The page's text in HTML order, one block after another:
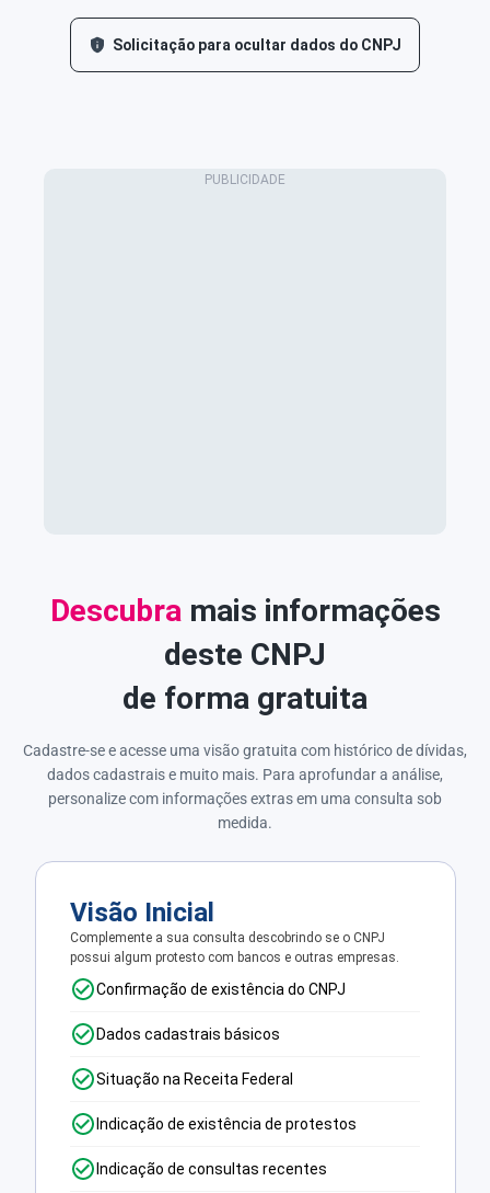
Solicitação para ocultar dados do CNPJ
Descubramais informações
deste CNPJ
de forma gratuita
Cadastre-se e acesse uma visão gratuita com histórico de dívidas,
dados cadastrais e muito mais. Para aprofundar a análise,
personalize com informações extras em uma consulta sob
medida.
Visão Inicial
Complemente a sua consulta descobrindo se o CNPJ
possui algum protesto com bancos e outras empresas.
Confirmação de existência do CNPJ
Dados cadastrais básicos
Situação na Receita Federal
Indicação de existência de protestos
Indicação de consultas recentes